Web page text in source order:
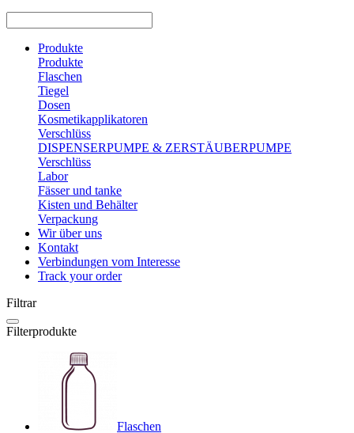
Produkte
Produkte
Flaschen
Tiegel
Dosen
Kosmetikapplikatoren
Verschlüss
DISPENSERPUMPE & ZERSTÄUBERPUMPE
Verschlüss
Labor
Fässer und tanke
Kisten und Behälter
Verpackung
Wir über uns
Kontakt
Verbindungen vom Interesse
Track your order
Filtrar
Filterprodukte
Flaschen